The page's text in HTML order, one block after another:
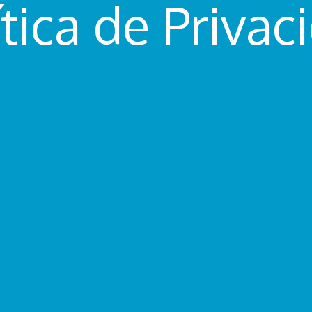
de